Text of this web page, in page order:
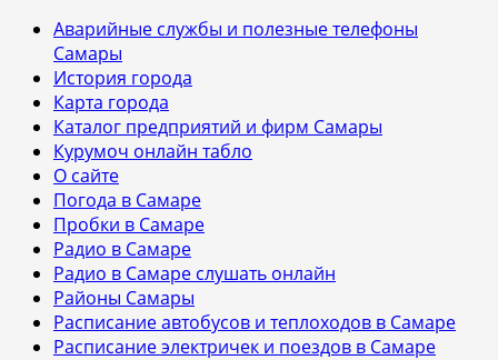
Аварийные службы и полезные телефоны
Самары
История города
Карта города
Каталог предприятий и фирм Самары
Курумоч онлайн табло
О сайте
Погода в Самаре
Пробки в Самаре
Радио в Самаре
Радио в Самаре слушать онлайн
Районы Самары
Расписание автобусов и теплоходов в Самаре
Расписание электричек и поездов в Самаре